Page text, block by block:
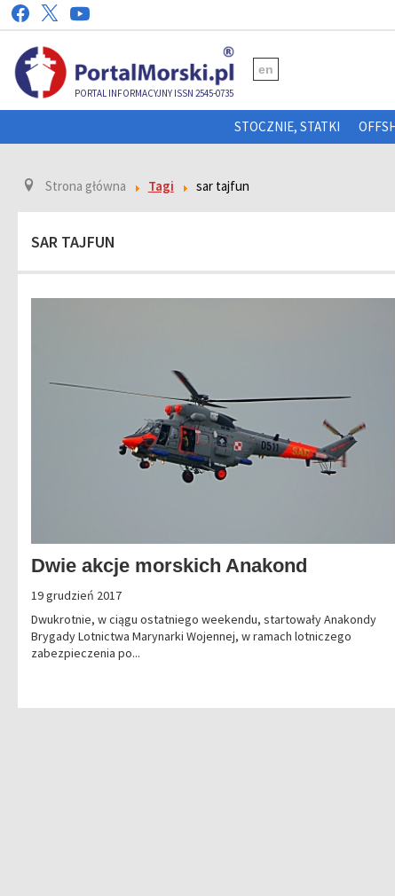
PORTAL INFORMACYJNY ISSN 2545-0735
en
STOCZNIE, STATKI
Strona główna Tagi sar tajfun
SAR TAJFUN
Dwie akcje morskich Anakond
19 grudzień 2017
Dwukrotnie, w ciągu ostatniego weekendu, startowały Anakondy
Brygady Lotnictwa Marynarki Wojennej, w ramach lotniczego
zabezpieczenia po...